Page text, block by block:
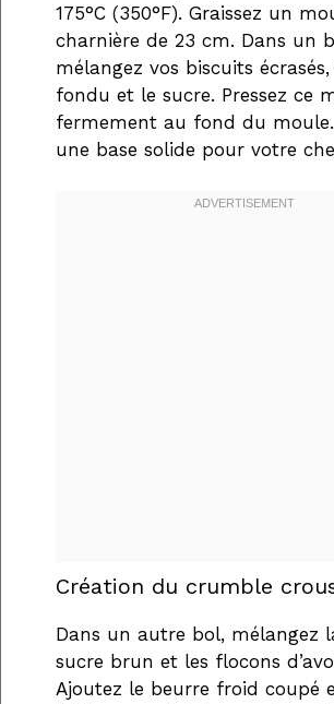
175°C (350°F). Graissez un
charnière de 23 cm. Dans un
mélangez vos biscuits
fondu et le sucre. Pressez ce
fermement au fond du moule.
une base solide pour votre
Création du crumble
Dans un autre bol, mélangez
sucre brun et les flocons
Ajoutez le beurre froid coupé